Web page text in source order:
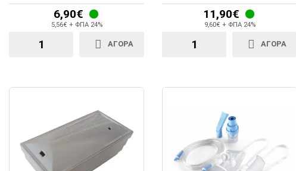
6,90€
5,56€ + ΦΠΑ 24%
ΑΓΟΡΑ
11,90€
9,60€ + ΦΠΑ 24%
ΑΓΟΡΑ